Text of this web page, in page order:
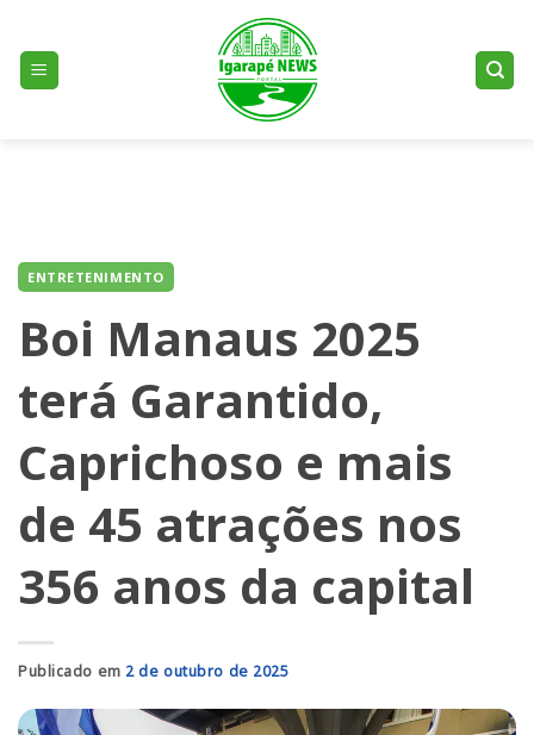
content
ENTRETENIMENTO
Boi Manaus 2025
terá Garantido,
Caprichoso e mais
de 45 atrações nos
356 anos da capital
Publicado em 2 de outubro de 2025